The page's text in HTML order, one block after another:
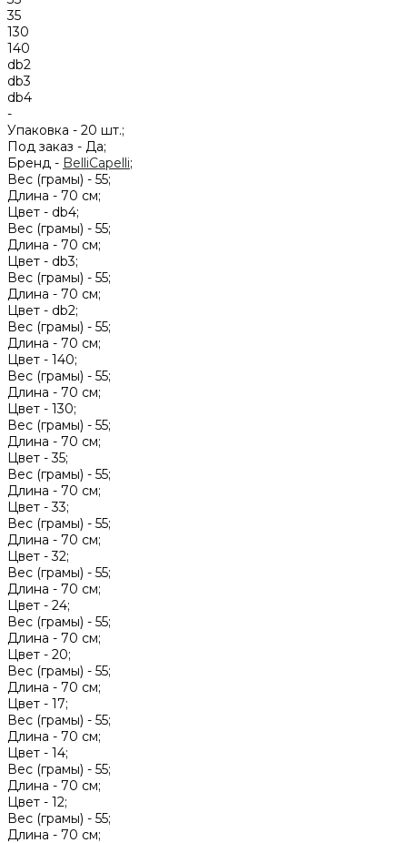
35
130
140
db2
db3
db4
-
Упаковка - 20 шт.;
Под заказ - Да;
Бренд - BelliCapelli;
Вес (грамы) - 55;
Длина - 70 см;
Цвет - db4;
Вес (грамы) - 55;
Длина - 70 см;
Цвет - db3;
Вес (грамы) - 55;
Длина - 70 см;
Цвет - db2;
Вес (грамы) - 55;
Длина - 70 см;
Цвет - 140;
Вес (грамы) - 55;
Длина - 70 см;
Цвет - 130;
Вес (грамы) - 55;
Длина - 70 см;
Цвет -35;
Вес (грамы) - 55;
Длина - 70 см;
Цвет -33;
Вес (грамы) - 55;
Длина - 70 см;
Цвет -32;
Вес (грамы) - 55;
Длина - 70 см;
Цвет - 24;
Вес (грамы) - 55;
Длина - 70 см;
Цвет - 20;
Вес (грамы) - 55;
Длина - 70 см;
Цвет - 17;
Вес (грамы) - 55;
Длина - 70 см;
Цвет - 14;
Вес (грамы) - 55;
Длина - 70 см;
Цвет - 12;
Вес (грамы) - 55;
Длина - 70 см;